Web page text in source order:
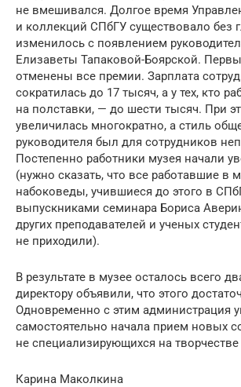
не вмешивался. Долгое время
и коллекций СПбГУ существовало без
изменилось с появлением
Елизаветы Тапаковой-Боярской.
отменены все премии. Зарплата
сократилась до 17 тысяч, а у тех, кто
на полставки, — до шести тысяч. При
увеличилась многократно, а стиль
руководителя был для сотрудников
Постепенно работники музея начали
(нужно сказать, что все работавшие в
набоковеды, учившиеся до этого в
выпускниками семинара Бориса
других преподавателей и ученых
не приходили).
В результате в музее осталось всего
директору объявили, что этого
Одновременно с этим администрация
самостоятельно начала прием новых
не специализирующихся на
Карина Маколкина